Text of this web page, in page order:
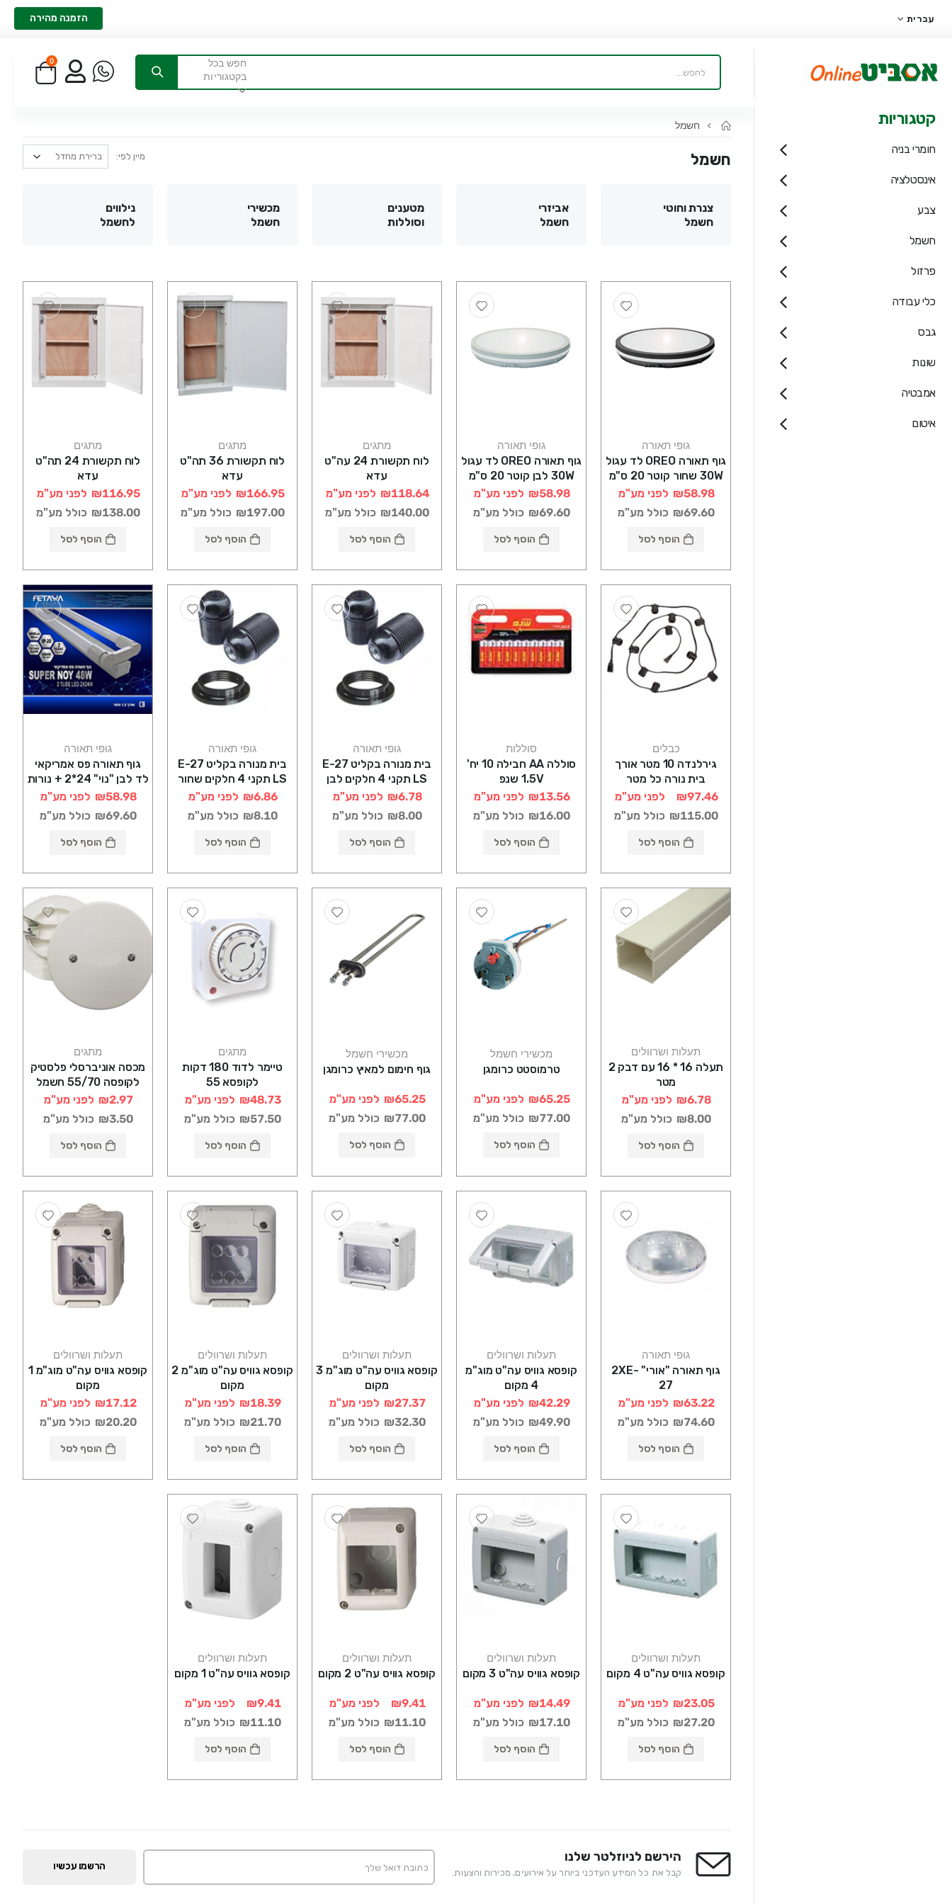
עברית הזמנה מהירה
חפש בכל
בקטגוריות
0
קטגוריות
חומרי בניה
אינסטלציה
צבע
חשמל
פרזול
כלי עבודה
גבס
שונות
אמבטיה
איטום
חשמל
חשמל מיין לפי:
צנרת וחוטי
חשמל
אביזרי
חשמל
מטענים
וסוללות
מכשירי
חשמל
נילווים
לחשמל
גופי תאורה
גוף תאורה OREO לד עגול
30W שחור קוטר 20 ס"מ
IP-65 CCT₪58.98 לפני מע"מ
₪69.60 כולל מע"מ
הוסף לסל
גופי תאורה
גוף תאורה OREO לד עגול
30W לבן קוטר 20 ס"מ
IP-65 CCT₪58.98 לפני מע"מ
₪69.60 כולל מע"מ
הוסף לסל
מתגים
לוח תקשורת 24 עה"ט
עדא
₪118.64 לפני מע"מ
₪140.00 כולל מע"מ
הוסף לסל
מתגים
לוח תקשורת 36 תה"ט
עדא
₪166.95 לפני מע"מ
₪197.00 כולל מע"מ
הוסף לסל
מתגים
לוח תקשורת 24 תה"ט
עדא
₪116.95 לפני מע"מ
₪138.00 כולל מע"מ
הוסף לסל
כבלים
גירלנדה 10 מטר אורך
בית נורה כל מטר
₪97.46
לפני מע"מ
₪115.00 כולל מע"מ
הוסף לסל
סוללות
סוללה AA חבילה 10 יח'
1.5V שנפ
₪13.56 לפני מע"מ
₪16.00 כולל מע"מ
הוסף לסל
גופי תאורה
בית מנורה בקליט E-27
LS תקני 4 חלקים לבן
₪6.78 לפני מע"מ
₪8.00 כולל מע"מ
הוסף לסל
גופי תאורה
בית מנורה בקליט E-27
LS תקני 4 חלקים שחור
₪6.86 לפני מע"מ
₪8.10 כולל מע"מ
הוסף לסל
גופי תאורה
גוף תאורה פס אמריקאי
לד לבן "נוי" 24*2 + נורות
א.פתיה₪58.98 לפני מע"מ
₪69.60 כולל מע"מ
הוסף לסל
תעלות ושרוולים
תעלה 16 * 16 עם דבק 2
מטר
₪6.78 לפני מע"מ
₪8.00 כולל מע"מ
הוסף לסל
מכשירי חשמל
טרמוסטט כרומגן
₪65.25 לפני מע"מ
₪77.00 כולל מע"מ
הוסף לסל
מכשירי חשמל
גוף חימום למאיץ כרומגן
₪65.25 לפני מע"מ
₪77.00 כולל מע"מ
הוסף לסל
מתגים
טיימר לדוד 180 דקות
לקופסא 55
₪48.73 לפני מע"מ
₪57.50 כולל מע"מ
הוסף לסל
מתגים
מכסה אוניברסלי פלסטיק
לקופסה 55/70 חשמל
₪2.97 לפני מע"מ
₪3.50 כולל מע"מ
הוסף לסל
גופי תאורה
גוף תאורה "אורי" 2XE-
27
₪63.22 לפני מע"מ
₪74.60 כולל מע"מ
הוסף לסל
תעלות ושרוולים
קופסא גוויס עה"ט מוג"מ
4 מקום
₪42.29 לפני מע"מ
₪49.90 כולל מע"מ
הוסף לסל
תעלות ושרוולים
קופסא גוויס עה"ט מוג"מ 3
מקום
₪27.37 לפני מע"מ
₪32.30 כולל מע"מ
הוסף לסל
תעלות ושרוולים
קופסא גוויס עה"ט מוג"מ 2
מקום
₪18.39 לפני מע"מ
₪21.70 כולל מע"מ
הוסף לסל
תעלות ושרוולים
קופסא גוויס עה"ט מוג"מ 1
מקום
₪17.12 לפני מע"מ
₪20.20 כולל מע"מ
הוסף לסל
תעלות ושרוולים
קופסא גוויס עה"ט 4 מקום
₪23.05 לפני מע"מ
₪27.20 כולל מע"מ
הוסף לסל
תעלות ושרוולים
קופסא גוויס עה"ט 3 מקום
₪14.49 לפני מע"מ
₪17.10 כולל מע"מ
הוסף לסל
תעלות ושרוולים
קופסא גוויס עה"ט 2 מקום
₪9.41
לפני מע"מ
₪11.10 כולל מע"מ
הוסף לסל
תעלות ושרוולים
קופסא גוויס עה"ט 1 מקום
₪9.41
לפני מע"מ
₪11.10 כולל מע"מ
הוסף לסל
הירשם לניוזלטר שלנו
קבל את כל המידע העדכני ביותר על אירועים, מכירות והצעות.
הרשמו עכשיו